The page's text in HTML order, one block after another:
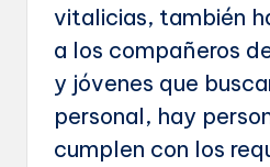
vitalicias, también
a los compañeros
y jóvenes que
personal, hay
cumplen con los